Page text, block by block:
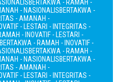
BERTAKWA - RAMAH -
- NASIONALISBERTAKWA -
- AMANAH -
- LESTARI - INTEGRITAS -
- INOVATIF - LESTARI -
BERTAKWA - RAMAH - INOVATIF -
BERTAKWA - RAMAH -
- NASIONALISBERTAKWA -
- AMANAH -
- LESTARI - INTEGRITAS -